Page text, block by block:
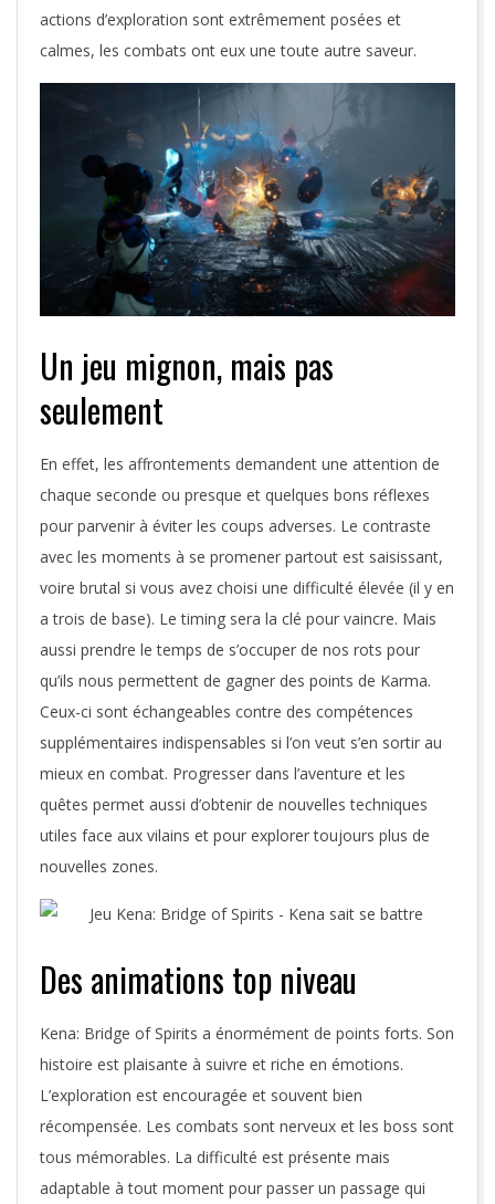
actions d’exploration sont extrêmement posées et
calmes, les combats ont eux une toute autre saveur.
Un jeu mignon, mais pas
seulement
En effet, les affrontements demandent une attention de
chaque seconde ou presque et quelques bons réflexes
pour parvenir à éviter les coups adverses. Le contraste
avec les moments à se promener partout est saisissant,
voire brutal si vous avez choisi une difficulté élevée (il y en
a trois de base). Le timing sera la clé pour vaincre. Mais
aussi prendre le temps de s’occuper de nos rots pour
qu’ils nous permettent de gagner des points de Karma.
Ceux-ci sont échangeables contre des compétences
supplémentaires indispensables si l’on veut s’en sortir au
mieux en combat. Progresser dans l’aventure et les
quêtes permet aussi d’obtenir de nouvelles techniques
utiles face aux vilains et pour explorer toujours plus de
nouvelles zones.
Des animations top niveau
Kena: Bridge of Spirits a énormément de points forts. Son
histoire est plaisante à suivre et riche en émotions.
L’exploration est encouragée et souvent bien
récompensée. Les combats sont nerveux et les boss sont
tous mémorables. La difficulté est présente mais
adaptable à tout moment pour passer un passage qui